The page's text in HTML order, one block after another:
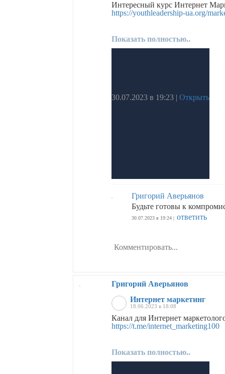
Интересный курс Интернет
https://youthleadership-ua.org/
Показать полностью..
30.07.2023 в 19:23 | Открыть
Григорий Аверьянов
Будьте готовы к
30.07.2023 в 19:24 | ответить
Григорий Аверьянов
Интернет маркетинг
18.06.2023 в 18:08
Канал для Интернет
https://t.me/internet_marketing100
Показать полностью..